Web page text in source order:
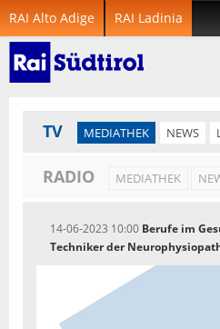
RAI Alto Adige RAI Ladinia
TV MEDIATHEK NEWS
RADIO MEDIATHEK
14-06-2023 10:00 Berufe im
Techniker der